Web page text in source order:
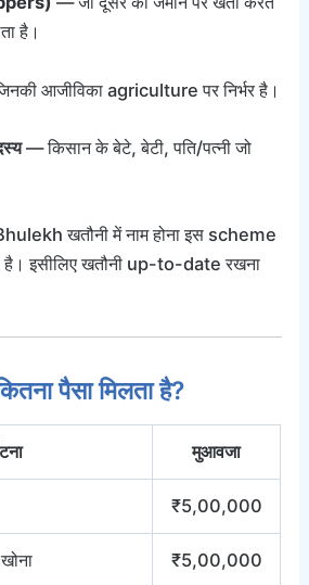
है।
आजीविका agriculture पर निर्भर है।
— किसान के बेटे, बेटी, पति/पत्नी जो
खतौनी में नाम होना इस scheme
इसीलिए खतौनी up-to-date रखना
पैसा मिलता है?
मुआवजा
₹5,00,000
₹5,00,000